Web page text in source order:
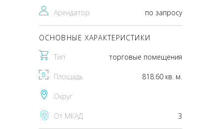
Арендатор по запросу
ОСНОВНЫЕ ХАРАКТЕРИСТИКИ
Тип торговые помещения
Площадь 818.60 кв. м.
Округ
От МКАД 3